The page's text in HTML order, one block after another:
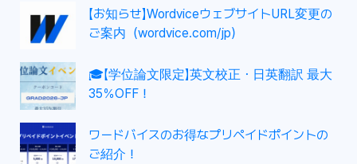
【お知らせ】WordviceウェブサイトURL変更の
ご案内（wordvice.com/jp）
🎓【学位論文限定】英文校正・日英翻訳 最大
35％OFF！
ワードバイスのお得なプリペイドポイントの
ご紹介！